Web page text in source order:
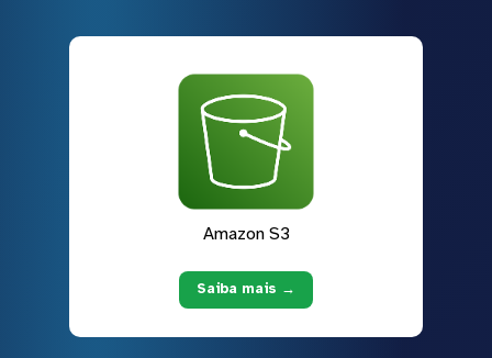
Amazon S3
Saiba mais →